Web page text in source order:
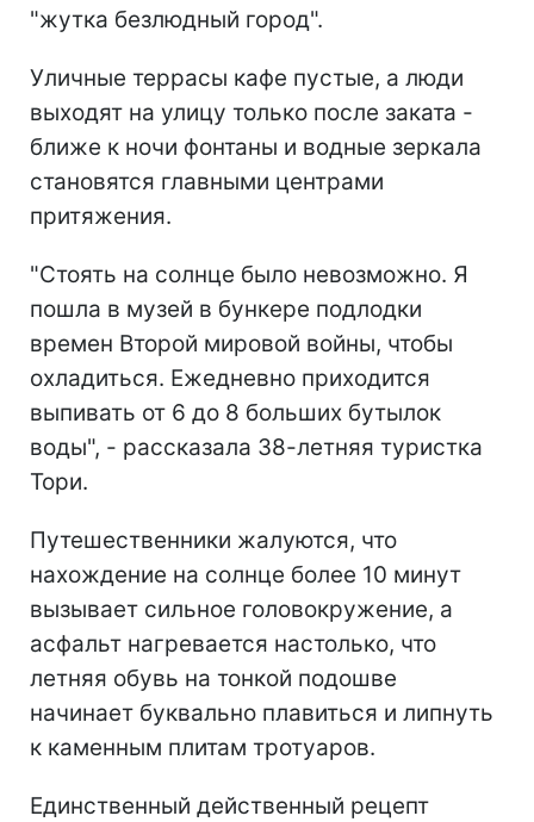
"жутка безлюдный город".
Уличные террасы кафе пустые, а люди
выходят на улицу только после заката -
ближе к ночи фонтаны и водные зеркала
становятся главными центрами
притяжения.
"Стоять на солнце было невозможно. Я
пошла в музей в бункере подлодки
времен Второй мировой войны, чтобы
охладиться. Ежедневно приходится
выпивать от 6 до 8 больших бутылок
воды", - рассказала 38-летняя туристка
Тори.
Путешественники жалуются, что
нахождение на солнце более 10 минут
вызывает сильное головокружение, а
асфальт нагревается настолько, что
летняя обувь на тонкой подошве
начинает буквально плавиться и липнуть
к каменным плитам тротуаров.
Единственный действенный рецепт